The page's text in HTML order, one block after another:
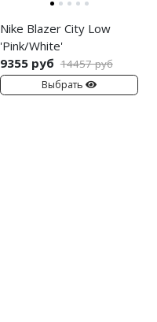
Nike Blazer City Low
'Pink/White'
9355 руб 14457 руб
Выбрать